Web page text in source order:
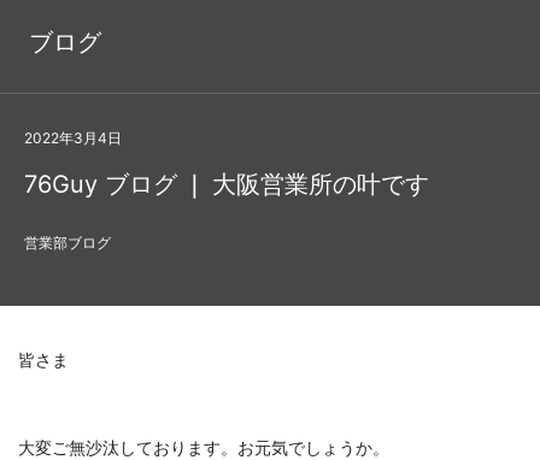
ブログ
76Guy ブログ ❘ 大阪営業所の叶です
営業部ブログ
2022年3月4日
皆さま
大変ご無沙汰しております。お元気でしょうか。